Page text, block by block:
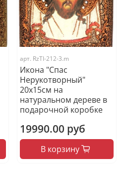
арт. RzTI-212-3.m
Икона "Спас
Нерукотворный"
20х15см на
натуральном дереве в
подарочной коробке
19990.00 руб
В корзину